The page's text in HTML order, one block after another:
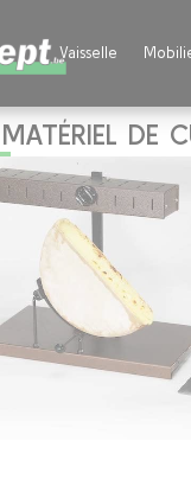
Vaisselle
DE